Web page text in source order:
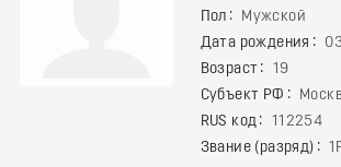
Пол
Мужской
Дата рождения
Возраст
19
Субъект РФ
RUS код
112254
Звание (разряд)